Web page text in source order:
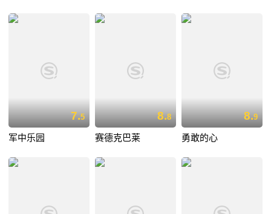
7.5
军中乐园
8.8
赛德克巴莱
8.9
勇敢的心